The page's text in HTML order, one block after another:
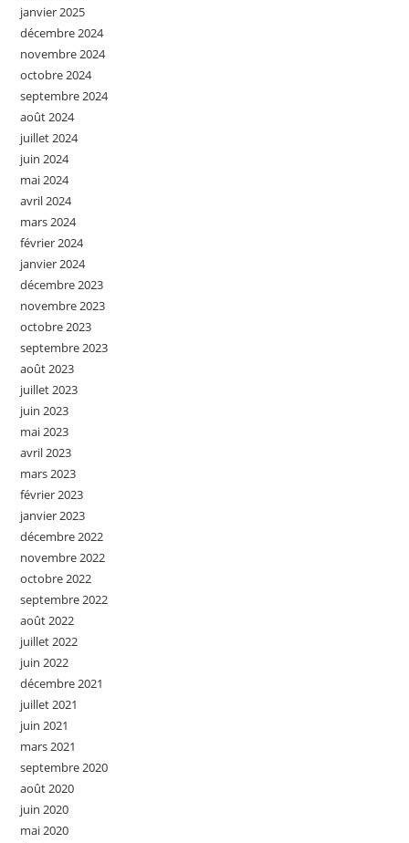
janvier 2025
décembre 2024
novembre 2024
octobre 2024
septembre 2024
août 2024
juillet 2024
juin 2024
mai 2024
avril 2024
mars 2024
février 2024
janvier 2024
décembre 2023
novembre 2023
octobre 2023
septembre 2023
août 2023
juillet 2023
juin 2023
mai 2023
avril 2023
mars 2023
février 2023
janvier 2023
décembre 2022
novembre 2022
octobre 2022
septembre 2022
août 2022
juillet 2022
juin 2022
décembre 2021
juillet 2021
juin 2021
mars 2021
septembre 2020
août 2020
juin 2020
mai 2020